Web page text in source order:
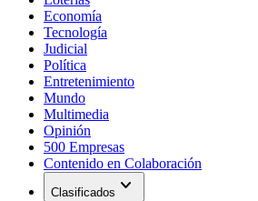
Economía
Tecnología
Judicial
Política
Entretenimiento
Mundo
Multimedia
Opinión
500 Empresas
Contenido en Colaboración
Clasificados expand_more